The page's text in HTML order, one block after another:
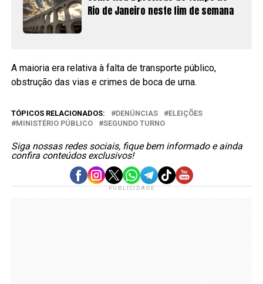
Rio de Janeiro neste fim de semana
A maioria era relativa à falta de transporte público,
obstrução das vias e crimes de boca de urna.
TÓPICOS RELACIONADOS: DENÚNCIAS
ELEIÇÕES
MINISTÉRIO PÚBLICO
SEGUNDO TURNO
Siga nossas redes sociais, fique bem informado e ainda
confira conteúdos exclusivos!
PUBLICIDADE